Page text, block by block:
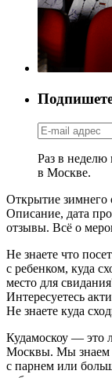
Раз в неделю
в Москве.
Открытие зимнего
Описание, дата
отзывы. Всё о
Не знаете что
с ребенком, куда
место для
Интересуетесь
Не знаете куда
Кудамоскоу — это
Москвы. Мы знаем
с парнем или